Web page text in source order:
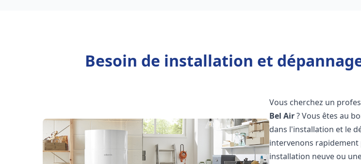
Besoin de installation et
Vous cherchez un
Bel Air? Vous êtes au
dans l'installation et le
intervenons
installation neuve ou